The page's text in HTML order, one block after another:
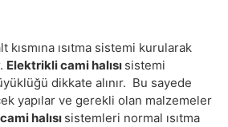
kısmına ısıtma sistemi kurularak
Elektrikli cami halısı sistemi
dikkate alınır. Bu sayede
yapılar ve gerekli olan malzemeler
halısı sistemleri normal ısıtma